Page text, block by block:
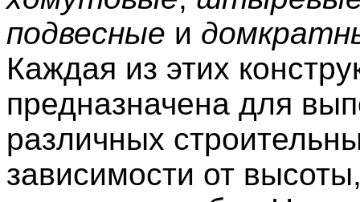
подвесные и
Каждая из этих
предназначена для
различных
зависимости от